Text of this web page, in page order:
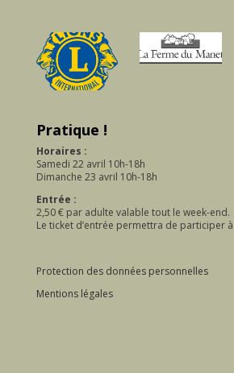
Pratique !
Horaires :
Samedi 22 avril 10h-18h
Dimanche 23 avril 10h-18h
Entrée :
2,50 € par adulte valable tout le week-end.
Le ticket d’entrée permettra de participer
Protection des données personnelles
Mentions légales